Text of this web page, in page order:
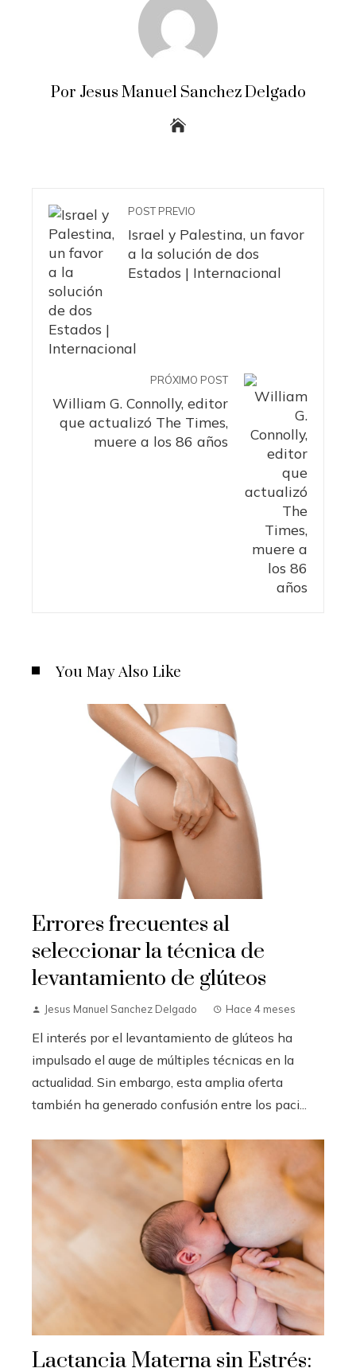
Por Jesus Manuel Sanchez Delgado
POST PREVIO
Israel y Palestina, un favor
a la solución de dos
Estados | Internacional
PRÓXIMO POST
William G. Connolly, editor
que actualizó The Times,
muere a los 86 años
You May Also Like
Errores frecuentes al
seleccionar la técnica de
levantamiento de glúteos
Jesus Manuel Sanchez Delgado Hace 4 meses
El interés por el levantamiento de glúteos ha
impulsado el auge de múltiples técnicas en la
actualidad. Sin embargo, esta amplia oferta
también ha generado confusión entre los paci...
Lactancia Materna sin Estrés: